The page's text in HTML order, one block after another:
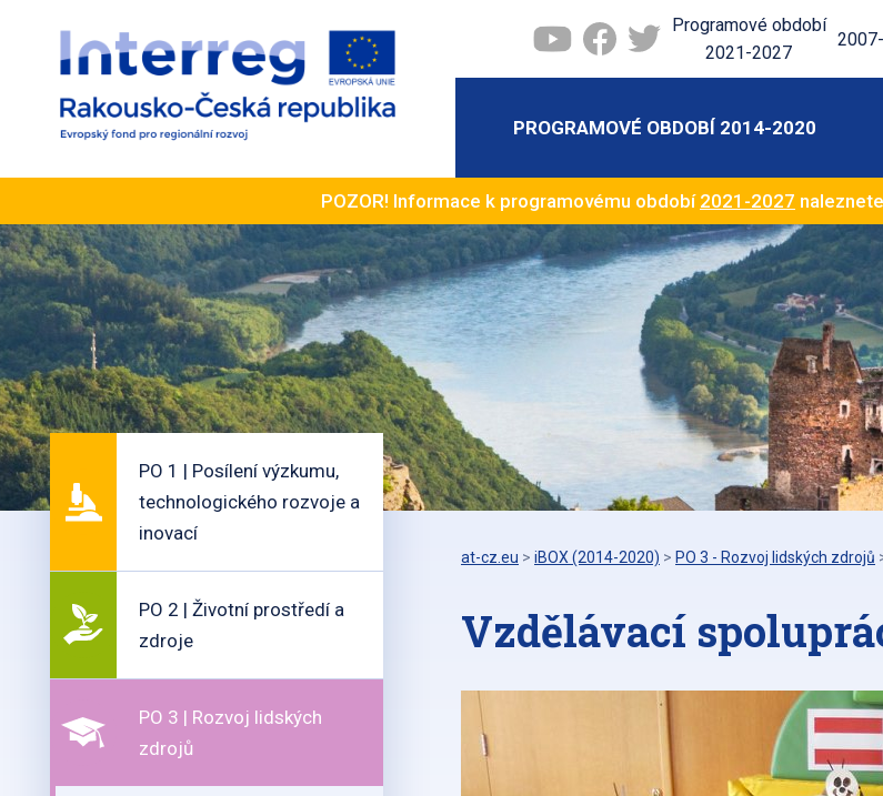
Programové období
2021-2027
PROGRAMOVÉ OBDOBÍ 2014-2020
POZOR! Informace k programovému období 2021-2027
PO 1 | Posílení výzkumu,
technologického rozvoje a
inovací
PO 2 | Životní prostředí a
zdroje
PO 3 | Rozvoj lidských
zdrojů
at-cz.eu > iBOX (2014-2020) > PO 3 - Rozvoj lidských zdrojů
Vzdělávací